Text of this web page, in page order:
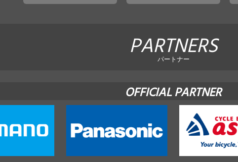
PARTNERS
パートナー
OFFICIAL PARTNER